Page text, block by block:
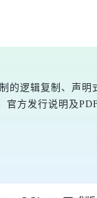
的逻辑复制、声
方发行说明及